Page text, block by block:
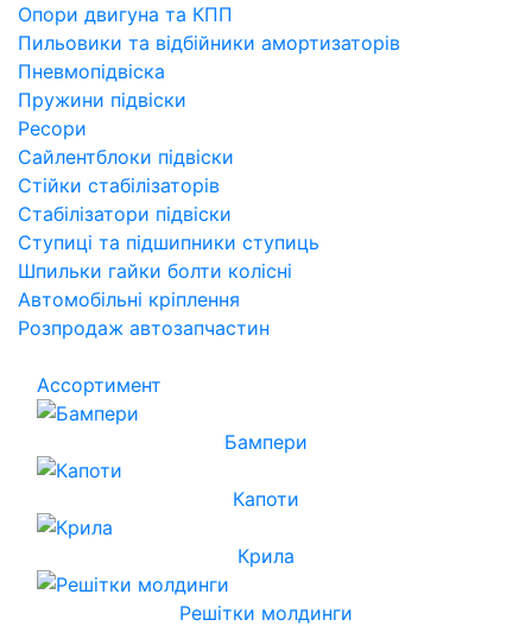
Опори двигуна та КПП
Пильовики та відбійники амортизаторів
Пневмопідвіска
Пружини підвіски
Ресори
Сайлентблоки підвіски
Стійки стабілізаторів
Стабілізатори підвіски
Ступиці та підшипники ступиць
Шпильки гайки болти колісні
Автомобільні кріплення
Розпродаж автозапчастин
Ассортимент
Бампери
Капоти
Крила
Решітки молдинги